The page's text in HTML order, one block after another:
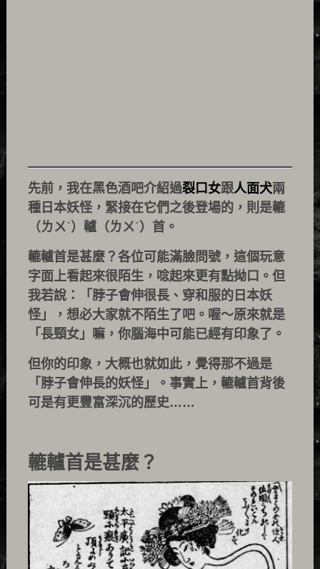
先前，我在黑色酒吧介紹過裂口女跟人面犬兩
種日本妖怪，緊接在它們之後登場的，則是轆
（ㄌㄨˋ）轤（ㄌㄨˊ）首。
轆轤首是甚麼？各位可能滿臉問號，這個玩意
字面上看起來很陌生，唸起來更有點拗口。但
我若說：「脖子會伸很長、穿和服的日本妖
怪」，想必大家就不陌生了吧。喔～原來就是
「長頸女」嘛，你腦海中可能已經有印象了。
但你的印象，大概也就如此，覺得那不過是
「脖子會伸長的妖怪」。事實上，轆轤首背後
可是有更豐富深沉的歷史……
轆轤首是甚麼？